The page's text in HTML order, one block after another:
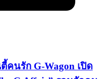
คนรัก G-Wagon เปิด